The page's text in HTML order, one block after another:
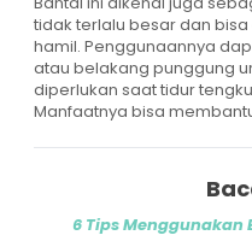
tidak terlalu besar dan
hamil. Penggunaannya
atau belakang punggung
diperlukan saat tidur
Manfaatnya bisa
6 Tips Menggunakan